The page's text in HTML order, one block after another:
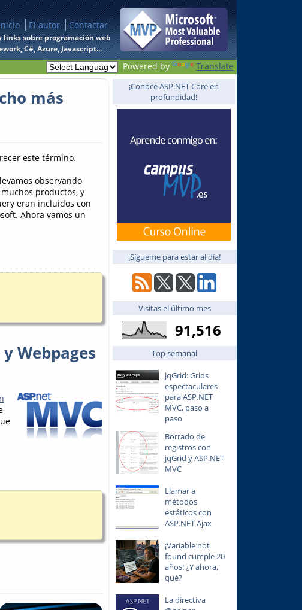
El autor Contactar
sobre programación web
C#, Azure, Javascript...
Powered by Translate
más
este término.
observando
productos, y
eran incluidos con
Ahora vamos un
Webpages
¡Conoce ASP.NET Core en
profundidad!
¡Sígueme para estar al día!
Visitas el último mes
91,516
Top semanal
jqGrid: Grids
espectaculares
para ASP.NET
MVC, paso a
paso
Borrado de
registros con
jqGrid y ASP.NET
MVC
Llamar a
métodos
estáticos con
ASP.NET Ajax
¡Variable not
found cumple 20
años! ¿Y ahora,
qué?
La directiva